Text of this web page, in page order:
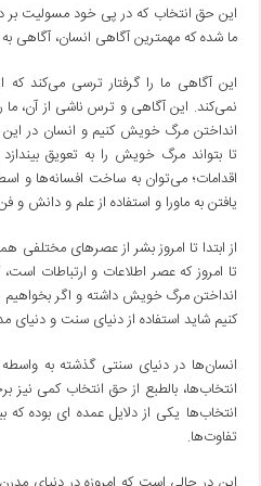
این حق انتخاب که در پی خود مسولیت بر
ما شده که مهمترین آگاهی انسان، آگاهی
این آگاهی ما را گرفتار ترسی می‌کند که
نمی‌کند. این آگاهی و ترس ناشی از آن، ما
انداختن مرگ خویش کنیم و انسان در
تا بتواند مرگ خویش را به تعویق
اقدامات؛ می‌توان به ساخت افسانه‌ها و
یافتن به ماورا و استفاده از علم و دانش و
از ابتدا تا امروز بشر از عصرهای
تا امروز که عصر اطلاعات و ارتباطات
انداختن مرگ خویش داشته و اگر
کنیم شاید استفاده از دنیای سنت و دنیای
انسان‌ها در دنیای سنتی گذشته به
انتخاب‌ها، بالطبع از حق انتخاب کمی نیز
انتخاب‌ها یکی از دلایل عمده ای بوده که
تفاوت‌ها.